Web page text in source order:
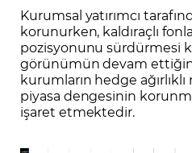
Kurumsal yatırımcı
korunurken, kaldıraçlı
pozisyonunu sürdürmesi
görünümün devam
kurumların hedge
piyasa dengesinin
işaret etmektedir.